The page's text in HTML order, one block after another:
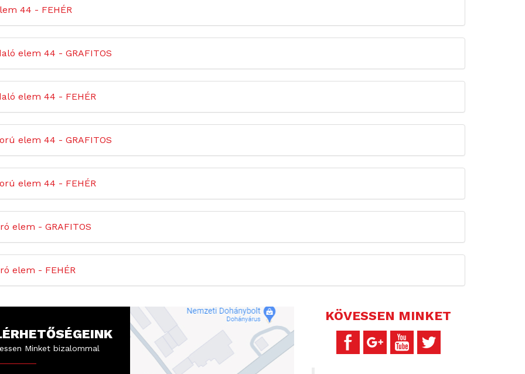
44 - FEHÉR
elem 44 - GRAFITOS
elem 44 - FEHÉR
elem 44 - GRAFITOS
elem 44 - FEHÉR
elem - GRAFITOS
elem - FEHÉR
Minket bizalommal
KÖVESSEN MINKET